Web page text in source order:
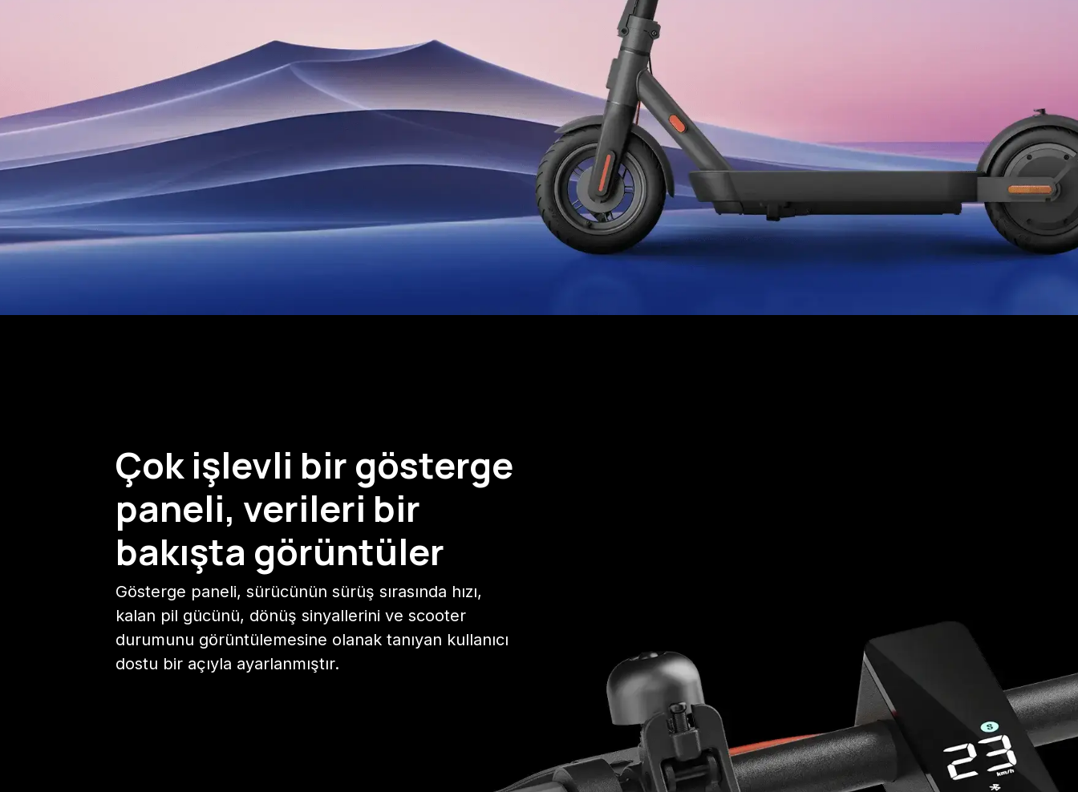
Çok işlevli bir gösterge
paneli, verileri bir
bakışta görüntüler
Gösterge paneli, sürücünün sürüş sırasında hızı,
kalan pil gücünü, dönüş sinyallerini ve scooter
durumunu görüntülemesine olanak tanıyan kullanıcı
dostu bir açıyla ayarlanmıştır.